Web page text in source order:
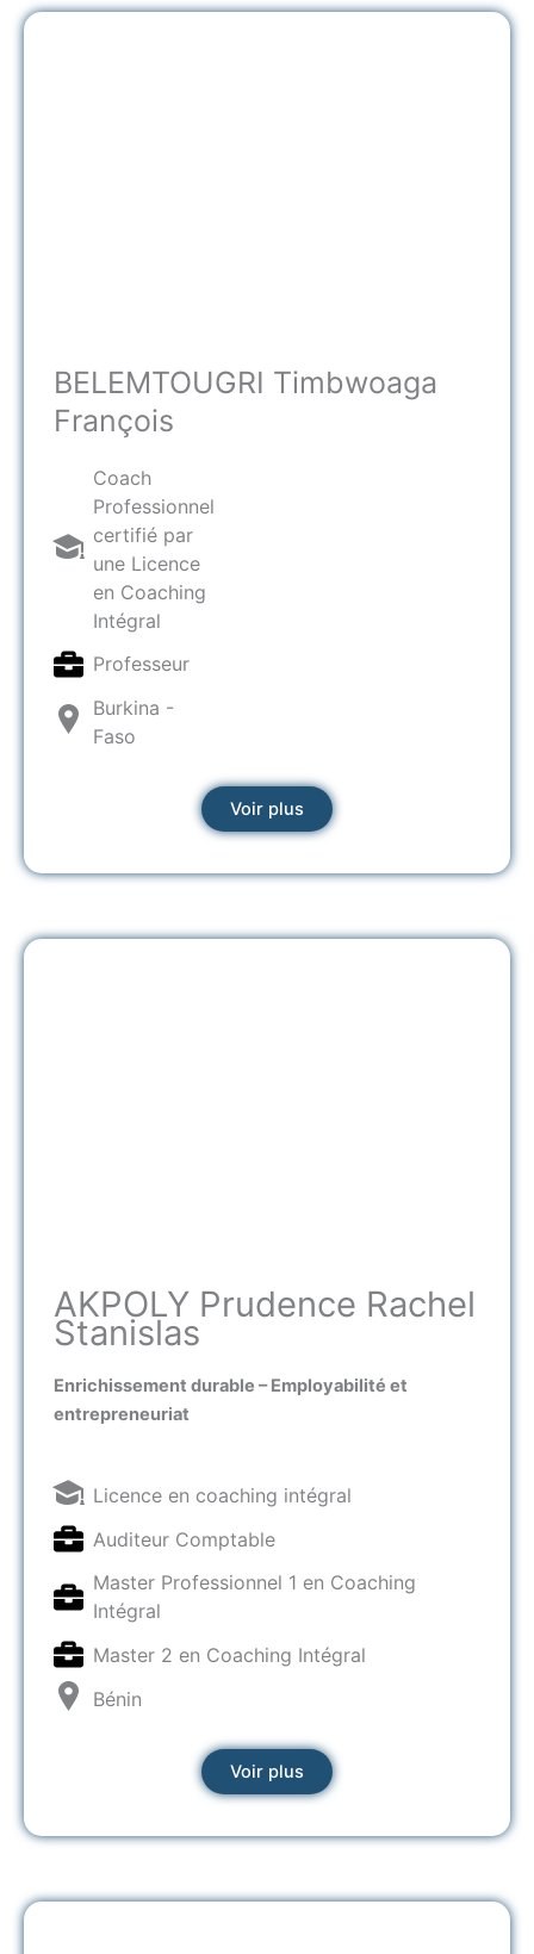
BELEMTOUGRI Timbwoaga
François
Coach
Professionnel
certifié par
une Licence
en Coaching
Intégral
Professeur
Burkina -
Faso
Voir plus
AKPOLY Prudence Rachel
Stanislas
Enrichissement durable – Employabilité et
entrepreneuriat
Licence en coaching intégral
Auditeur Comptable
Master Professionnel 1 en Coaching
Intégral
Master 2 en Coaching Intégral
Bénin
Voir plus